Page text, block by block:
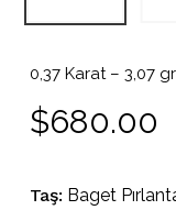
0,37 Karat – 3,07
$680.00
Taş: Baget